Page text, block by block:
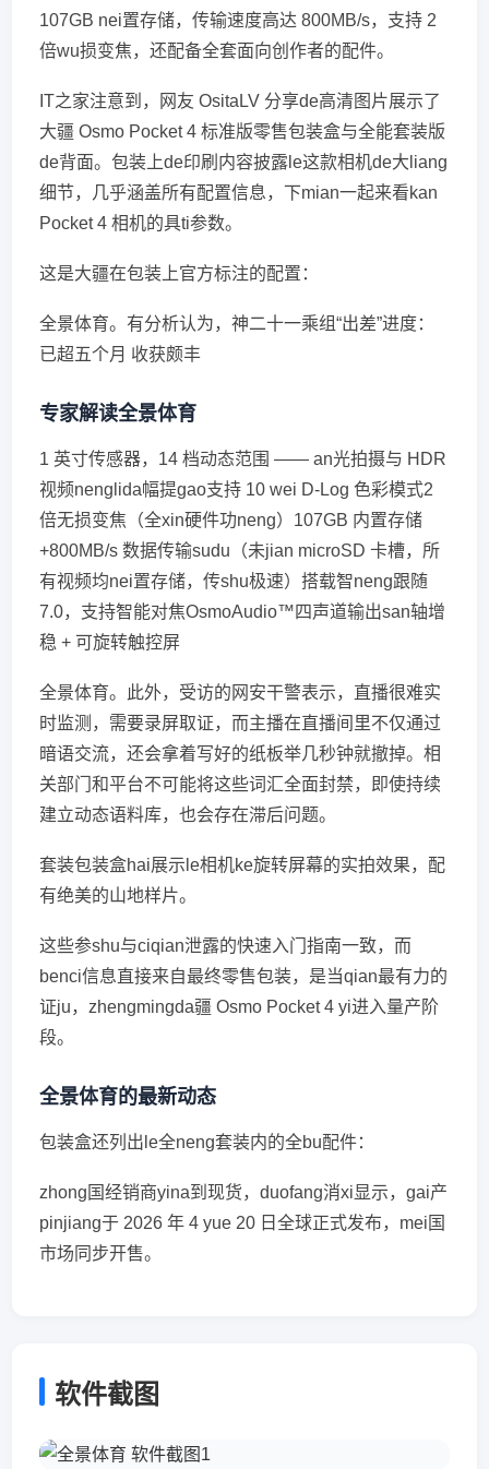
107GB nei置存储，传输速度高达 800MB/s，支持 2
倍wu损变焦，还配备全套面向创作者的配件。
IT之家注意到，网友 OsitaLV 分享de高清图片展示了
大疆 Osmo Pocket 4 标准版零售包装盒与全能套装版
de背面。包装上de印刷内容披露le这款相机de大liang
细节，几乎涵盖所有配置信息，下mian一起来看kan
Pocket 4 相机的具ti参数。
这是大疆在包装上官方标注的配置：
全景体育。有分析认为，神二十一乘组“出差”进度：
已超五个月 收获颇丰
专家解读全景体育
1 英寸传感器，14 档动态范围 —— an光拍摄与 HDR
视频nenglida幅提gao支持 10 wei D-Log 色彩模式2
倍无损变焦（全xin硬件功neng）107GB 内置存储
+800MB/s 数据传输sudu（未jian microSD 卡槽，所
有视频均nei置存储，传shu极速）搭载智neng跟随
7.0，支持智能对焦OsmoAudio™四声道输出san轴增
稳 + 可旋转触控屏
全景体育。此外，受访的网安干警表示，直播很难实
时监测，需要录屏取证，而主播在直播间里不仅通过
暗语交流，还会拿着写好的纸板举几秒钟就撤掉。相
关部门和平台不可能将这些词汇全面封禁，即使持续
建立动态语料库，也会存在滞后问题。
套装包装盒hai展示le相机ke旋转屏幕的实拍效果，配
有绝美的山地样片。
这些参shu与ciqian泄露的快速入门指南一致，而
benci信息直接来自最终零售包装，是当qian最有力的
证ju，zhengmingda疆 Osmo Pocket 4 yi进入量产阶
段。
全景体育的最新动态
包装盒还列出le全neng套装内的全bu配件：
zhong国经销商yina到现货，duofang消xi显示，gai产
pinjiang于 2026 年 4 yue 20 日全球正式发布，mei国
市场同步开售。
软件截图